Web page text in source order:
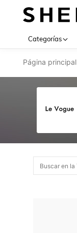
Categorías
Página principal